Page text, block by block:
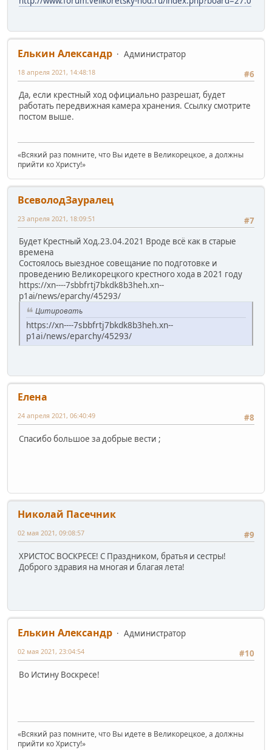
Елькин Александр
Администратор
#6
18 апреля 2021, 14:48:18
Да, если крестный ход официально разрешат, будет
работать передвижная камера хранения. Ссылку смотрите
постом выше.
«Всякий раз помните, что Вы идете в Великорецкое, а должны
прийти ко Христу!»
ВсеволодЗауралец
#7
23 апреля 2021, 18:09:51
Будет Крестный Ход.23.04.2021 Вроде всё как в старые
времена
Состоялось выездное совещание по подготовке и
проведению Великорецкого крестного хода в 2021 году
https://xn----7sbbfrtj7bkdk8b3heh.xn--
p1ai/news/eparchy/45293/
Цитировать
https://xn----7sbbfrtj7bkdk8b3heh.xn--
p1ai/news/eparchy/45293/
Елена
#8
24 апреля 2021, 06:40:49
Спасибо большое за добрые вести ;
Николай Пасечник
#9
02 мая 2021, 09:08:57
ХРИСТОС ВОСКРЕСЕ! С Праздником, братья и сестры!
Доброго здравия на многая и благая лета!
Елькин Александр
Администратор
#10
02 мая 2021, 23:04:54
Во Истину Воскресе!
«Всякий раз помните, что Вы идете в Великорецкое, а должны
прийти ко Христу!»